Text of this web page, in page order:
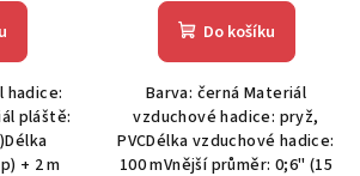
hadice:
pláště:
+ 2 m
Do košíku
Barva: černá Materiál
vzduchové hadice: pryž,
PVCDélka vzduchové hadice:
100 mVnější průměr: 0;6" (15